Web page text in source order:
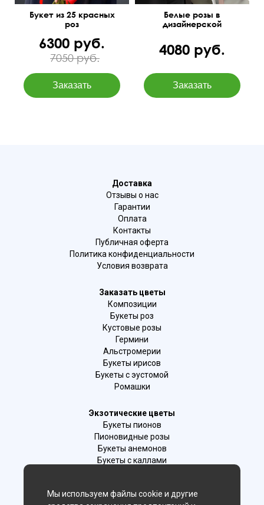
Букет из 25 красных
роз
6300 руб.
7050 руб.
Белые розы в
дизайнерской
4080 руб.
Доставка
Отзывы о нас
Гарантии
Оплата
Контакты
Публичная оферта
Политика конфиденциальности
Условия возврата
Заказать цветы
Композиции
Букеты роз
Кустовые розы
Гермини
Альстромерии
Букеты ирисов
Букеты с эустомой
Ромашки
Экзотические цветы
Букеты пионов
Пионовидные розы
Букеты анемонов
Букеты с каллами
Лаванда
Мы используем файлы cookie и другие